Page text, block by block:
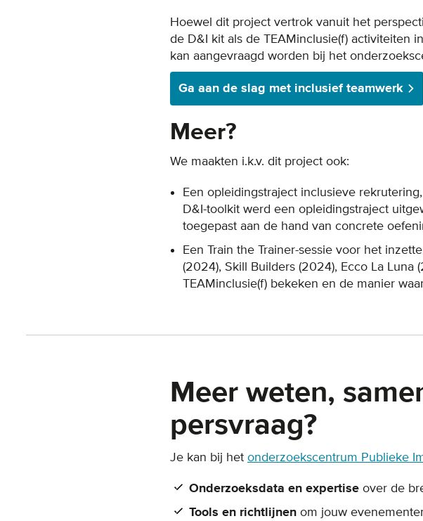
Hoewel dit project vertrok vanuit het
de D&I kit als de TEAMinclusie(f) activiteiten
kan aangevraagd worden bij het
Ga aan de slag met inclusief teamwerk
Meer?
We maakten i.k.v. dit project ook:
Een opleidingstraject inclusieve
D&I-toolkit werd een opleidingstraject
toegepast aan de hand van concrete
Een Train the Trainer-sessie voor het
(2024), Skill Builders (2024), Ecco La
TEAMinclusie(f) bekeken en de manier
Meer weten,
persvraag?
Je kan bij het onderzoekscentrum Publieke
Onderzoeksdata en expertise over de
Tools en richtlijnen om jouw